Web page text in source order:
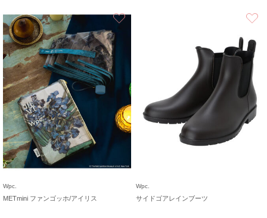
Wpc.
METmini ファンゴッホ/アイリス
Wpc.
サイドゴアレインブーツ